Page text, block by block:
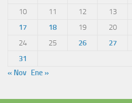
10
11 12 13
17
18 19 20
24
25 26 27
31
« Nov Ene »